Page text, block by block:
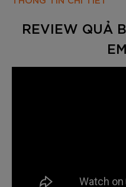
REVIEW QUẢ